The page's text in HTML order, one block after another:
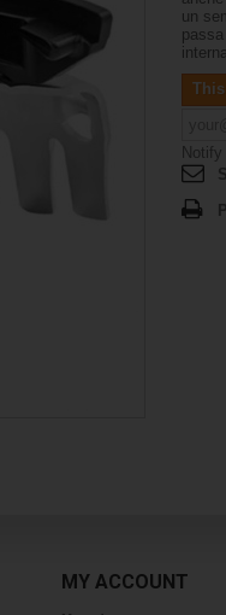
un
MY ACCOUNT